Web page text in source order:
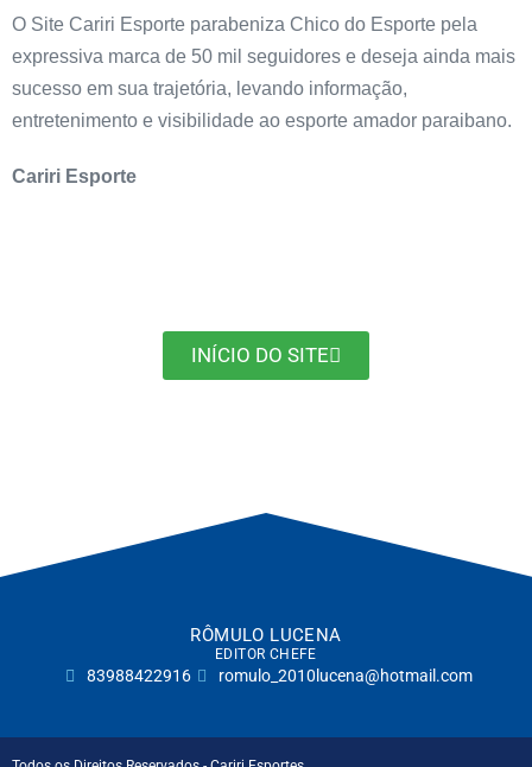
O Site Cariri Esporte parabeniza Chico do Esporte pela
expressiva marca de 50 mil seguidores e deseja ainda mais
sucesso em sua trajetória, levando informação,
entretenimento e visibilidade ao esporte amador paraibano.
Cariri Esporte
INÍCIO DO SITE
RÔMULO LUCENA
EDITOR CHEFE
83988422916 romulo_2010lucena@hotmail.com